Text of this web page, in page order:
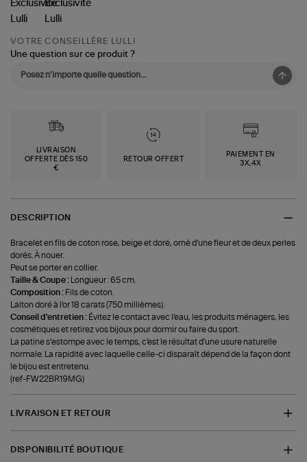
VOTRE CONSEILLÈRE LULLI
Une question sur ce produit ?
LIVRAISON
OFFERTE DÈS 150
€
RETOUR OFFERT
PAIEMENT EN
3X,4X
DESCRIPTION
Bracelet en fils de coton rose, beige et doré, orné d'une fleur et de deux perles
dorés. À nouer.
Peut se porter en collier.
Taille & Coupe :
Longueur : 65 cm.
Composition : Fils de coton.
Laiton doré à l'or 18 carats (750 millièmes).
Conseil d'entretien : Évitez le contact avec l'eau, les produits ménagers, les
cosmétiques et retirez vos bijoux pour dormir ou faire du sport.
La patine s’estompe avec le temps, c'est le résultat d'une usure naturelle
normale. La rapidité avec laquelle celle-ci disparaît dépend de la façon dont
le bijou est entretenu.
(ref-FW22BR19MG)
LIVRAISON ET RETOUR
DISPONIBILITÉ BOUTIQUE